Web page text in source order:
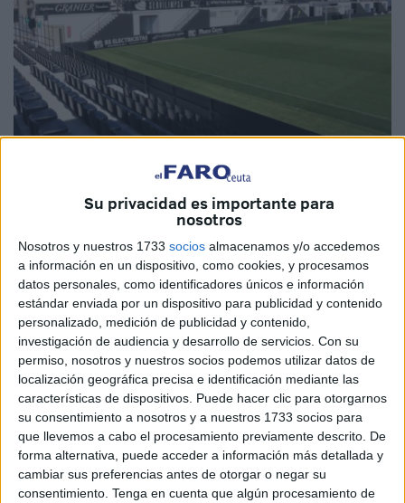
Su privacidad es importante para
nosotros
Nosotros y nuestros 1733 socios almacenamos y/o accedemos
a información en un dispositivo, como cookies, y procesamos
datos personales, como identificadores únicos e información
estándar enviada por un dispositivo para publicidad y contenido
personalizado, medición de publicidad y contenido,
investigación de audiencia y desarrollo de servicios. Con su
permiso, nosotros y nuestros socios podemos utilizar datos de
localización geográfica precisa e identificación mediante las
características de dispositivos. Puede hacer clic para otorgarnos
su consentimiento a nosotros y a nuestros 1733 socios para
que llevemos a cabo el procesamiento previamente descrito. De
forma alternativa, puede acceder a información más detallada y
cambiar sus preferencias antes de otorgar o negar su
consentimiento. Tenga en cuenta que algún procesamiento de
LaReal Federación de Fútbolde Ceuta ha informado
que hoy viernes, finalizará la colocación completa de los
asientos en el Fondo Norte del estadioAlfonso Murube.
Además, se comunica que el acceso a esteFondo Norte
será por las puertas número 12 y 14 para los aficionados,
mientras que la misma puerta 14 se habilitará para los
medios de comunicación y público tanto de ese Fondo
como de General. Por su parte, el acceso alFondo Sur
será por una única puerta para los aficionados de ese
Fondo y de General.